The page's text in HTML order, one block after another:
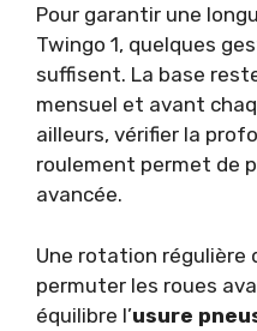
Pour garantir une
Twingo 1, quelques
suffisent. La base
mensuel et avant
ailleurs, vérifier la
roulement permet de
avancée.
Une rotation régulière
permuter les roues
équilibre l’usure